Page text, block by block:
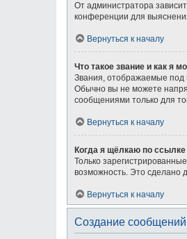
От администратора
конференции для
Вернуться к началу
Что такое звание и как я
Звания, отображаемые под
Обычно вы не можете
сообщениями только для
Вернуться к началу
Когда я щёлкаю по
Только
возможность. Это сделано
Вернуться к началу
Создание сообщений